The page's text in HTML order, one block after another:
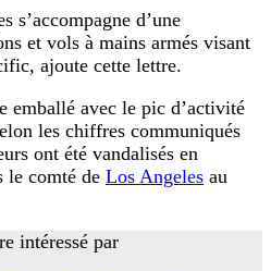
s’accompagne d’une
et vols à mains armés visant
ajoute cette lettre.
emballé avec le pic d’activité
les chiffres communiqués
ont été vandalisés en
le comté de Los Angeles au
intéressé par